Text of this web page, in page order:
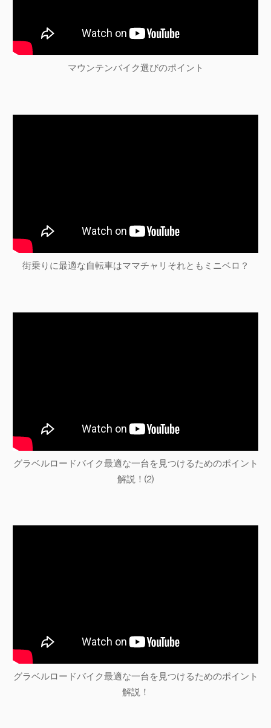
マウンテンバイク選びのポイント
街乗りに最適な自転車はママチャリそれともミニベロ？
グラベルロードバイク最適な一台を見つけるためのポイント
解説！⑵
グラベルロードバイク最適な一台を見つけるためのポイント
解説！